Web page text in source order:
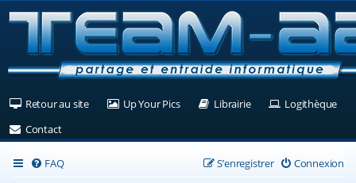
Retour au site(Ouvre un nouvel onglet)
Up Your Pics(Ouvre un nouvel onglet)
Librairie(Ouvre un nouvel
Logithèque
Contact(Ouvre un nouvel onglet)
FAQ Connexion
S’enregistrer